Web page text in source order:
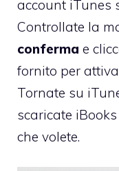
account iTunes
Controllate la
conferma e
fornito per
Tornate su
scaricate
che volete.